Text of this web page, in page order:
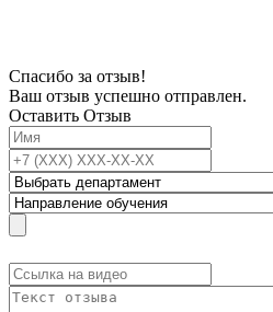
Спасибо за отзыв!
Ваш отзыв успешно отправлен.
Оставить Отзыв